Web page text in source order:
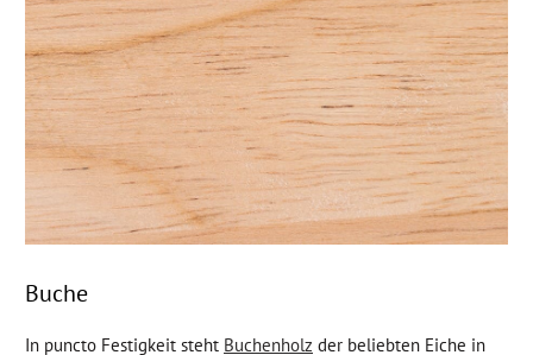
Buche
In puncto Festigkeit steht Buchenholz der beliebten Eiche in